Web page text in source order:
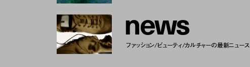
news
ファッション/ビューティ/カルチャーの最新ニュース